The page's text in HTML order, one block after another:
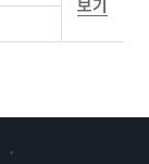
보기